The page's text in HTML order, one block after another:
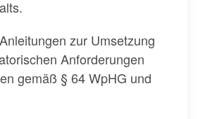
zur Umsetzung
Anforderungen
gemäß § 64 WpHG und